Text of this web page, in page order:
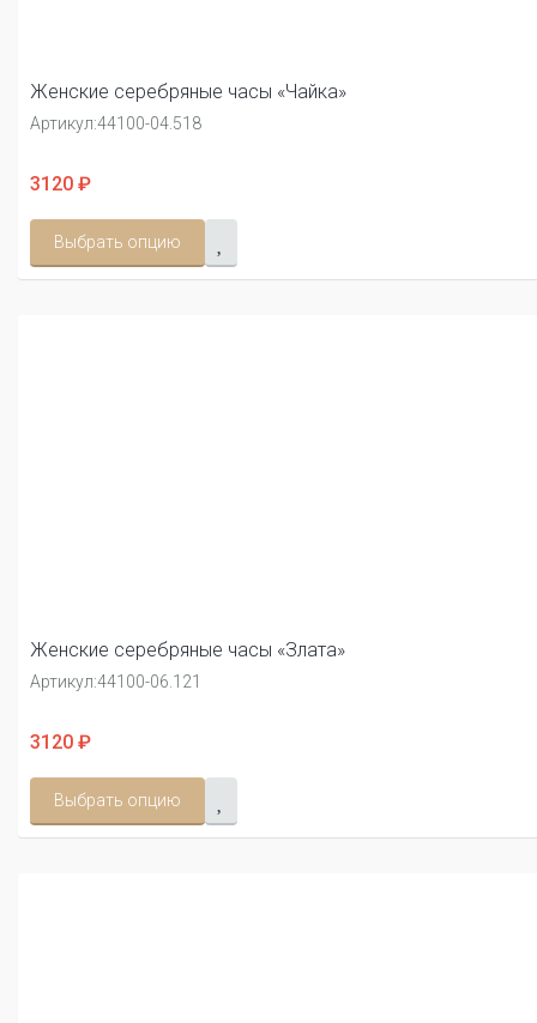
Женские серебряные часы «Чайка»
Артикул:44100-04.518
3120 ₽
Выбрать опцию
Женские серебряные часы «Злата»
Артикул:44100-06.121
3120 ₽
Выбрать опцию